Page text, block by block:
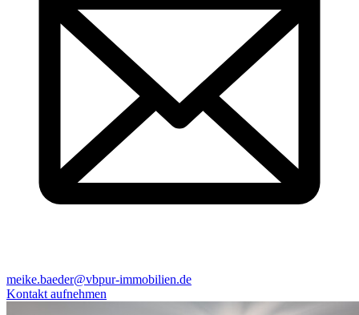
meike.baeder@vbpur-immobilien.de
Kontakt aufnehmen